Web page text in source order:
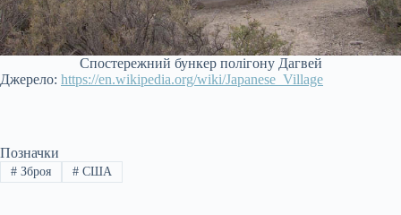
Спостережний бункер полігону Дагвей
Джерело: https://en.wikipedia.org/wiki/Japanese_Village
Позначки
#Зброя #США